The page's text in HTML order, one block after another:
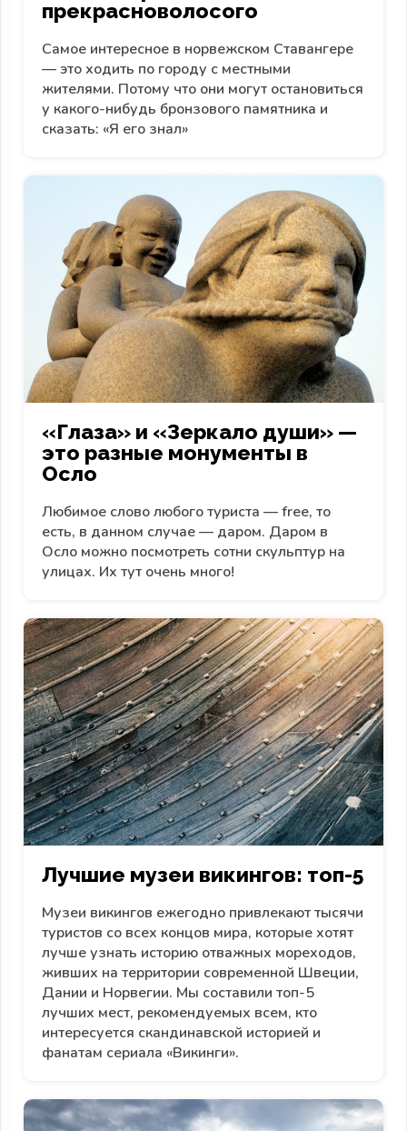
прекрасноволосого
Самое интересное в норвежском Ставангере
— это ходить по городу с местными
жителями. Потому что они могут остановиться
у какого-нибудь бронзового памятника и
сказать: «Я его знал»
«Глаза» и «Зеркало души» —
это разные монументы в
Осло
Любимое слово любого туриста — free, то
есть, в данном случае — даром. Даром в
Осло можно посмотреть сотни скульптур на
улицах. Их тут очень много!
Лучшие музеи викингов: топ-5
Музеи викингов ежегодно привлекают тысячи
туристов со всех концов мира, которые хотят
лучше узнать историю отважных мореходов,
живших на территории современной Швеции,
Дании и Норвегии. Мы составили топ-5
лучших мест, рекомендуемых всем, кто
интересуется скандинавской историей и
фанатам сериала «Викинги».